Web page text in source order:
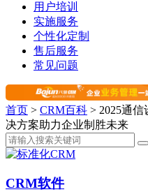
用户培训
实施服务
个性化定制
售后服务
常见问题
首页 > CRM百科 > 2025通
决方案助力企业制胜未来
CRM软件